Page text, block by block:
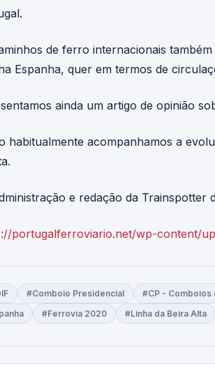
de ferro internacionais
Espanha, quer em termos de
ainda um artigo de opinião
habitualmente acompanhamos a
e redação da Trainspotter
portugalferroviario.net/wp-content/
#Comboio Presidencial #CP - Comboios
#Ferrovia 2020 #Linha da Beira Alta